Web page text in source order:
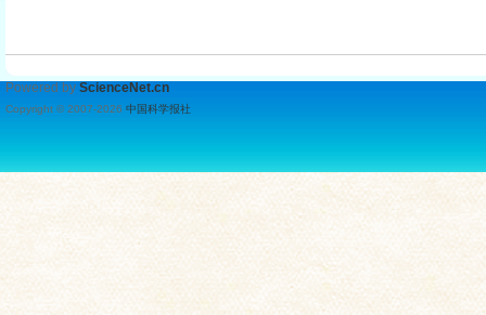
Powered by ScienceNet.cn
Copyright © 2007-2026 中国科学报社